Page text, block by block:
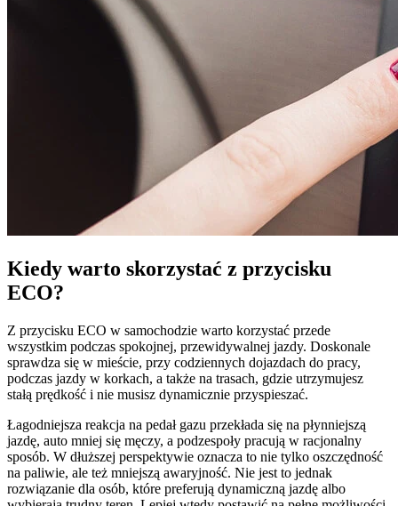
Kiedy warto skorzystać z przycisku
ECO?
Z przycisku ECO w samochodzie warto korzystać przede
wszystkim podczas spokojnej, przewidywalnej jazdy. Doskonale
sprawdza się w mieście, przy codziennych dojazdach do pracy,
podczas jazdy w korkach, a także na trasach, gdzie utrzymujesz
stałą prędkość i nie musisz dynamicznie przyspieszać.
Łagodniejsza reakcja na pedał gazu przekłada się na płynniejszą
jazdę, auto mniej się męczy, a podzespoły pracują w racjonalny
sposób. W dłuższej perspektywie oznacza to nie tylko oszczędność
na paliwie, ale też mniejszą awaryjność. Nie jest to jednak
rozwiązanie dla osób, które preferują dynamiczną jazdę albo